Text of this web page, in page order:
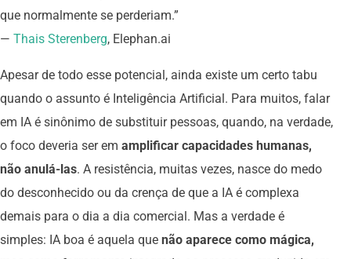
que normalmente se perderiam.”
— Thais Sterenberg, Elephan.ai
Apesar de todo esse potencial, ainda existe um certo tabu
quando o assunto é Inteligência Artificial. Para muitos, falar
em IA é sinônimo de substituir pessoas, quando, na verdade,
o foco deveria ser em amplificar capacidades humanas,
não anulá-las. A resistência, muitas vezes, nasce do medo
do desconhecido ou da crença de que a IA é complexa
demais para o dia a dia comercial. Mas a verdade é
simples: IA boa é aquela que não aparece como mágica,